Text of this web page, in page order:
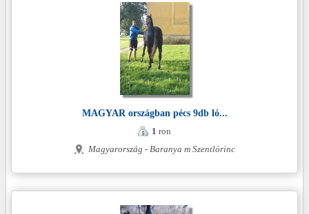
MAGYAR országban pécs 9db ló...
1 ron
Magyarország - Baranya m Szentlörinc